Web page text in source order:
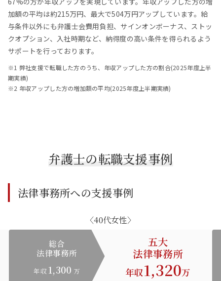
加額の平均は約215万円、最大で504万円アップしています。給
与条件以外にも弁護士会費用負担、サインオンボーナス、ストッ
クオプション、入社時期など、納得度の高い条件を得られるよう
サポートを行っております。
※1 弊社支援で転職した方のうち、年収アップした方の割合(2025年度上半
期実績)
※2 年収アップした方の増加額の平均(2025年度上半期実績)
弁護士の転職支援事例
法律事務所への支援事例
〈40代女性〉
総合
法律事務所
年収 1,300 万
五大
法律事務所
年収1,320万